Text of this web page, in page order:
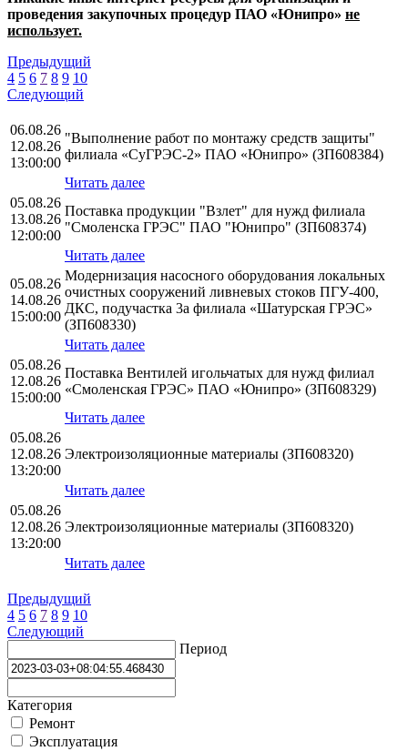
проведения закупочных процедур ПАО «Юнипро» не
использует.
Предыдущий
4 5 6 7 8 9 10
Следующий
06.08.26
12.08.26
13:00:00
"Выполнение работ по монтажу средств защиты"
филиала «СуГРЭС-2» ПАО «Юнипро» (ЗП608384)
Читать далее
05.08.26
13.08.26
12:00:00
Поставка продукции "Взлет" для нужд филиала
"Смоленска ГРЭС" ПАО "Юнипро" (ЗП608374)
Читать далее
05.08.26
14.08.26
15:00:00
Модернизация насосного оборудования локальных
очистных сооружений ливневых стоков ПГУ-400,
ДКС, подучастка 3а филиала «Шатурская ГРЭС»
(ЗП608330)
Читать далее
05.08.26
12.08.26
15:00:00
Поставка Вентилей игольчатых для нужд филиал
«Смоленская ГРЭС» ПАО «Юнипро» (ЗП608329)
Читать далее
05.08.26
12.08.26
13:20:00
Электроизоляционные материалы (ЗП608320)
Читать далее
05.08.26
12.08.26
13:20:00
Электроизоляционные материалы (ЗП608320)
Читать далее
Предыдущий
4 5 6 7 8 9 10
Следующий
Период
Категория
Ремонт
Эксплуатация